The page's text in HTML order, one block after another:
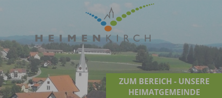
ZUM BEREICH - UNSERE
HEIMATGEMEINDE